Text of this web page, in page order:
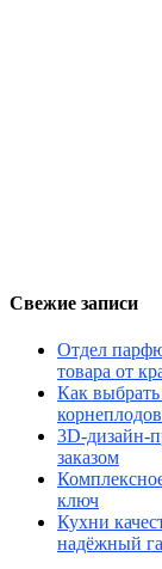
Свежие записи
Отдел
товара от
Как
3D-дизайн-
заказом
ключ
Кухни
надёжный